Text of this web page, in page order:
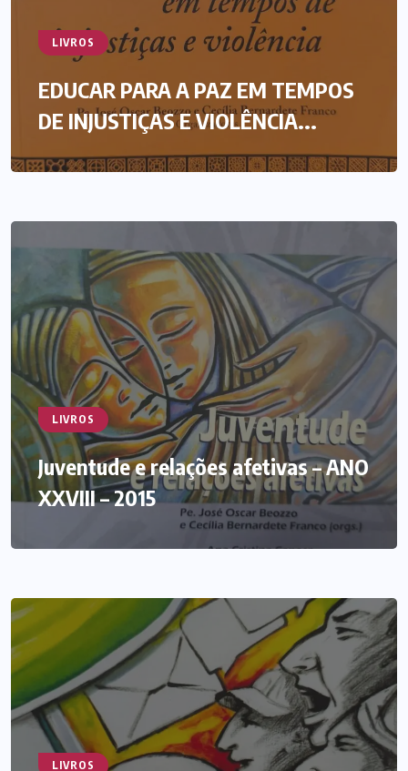
LIVROS
EDUCAR PARA A PAZ EM TEMPOS
DE INJUSTIÇAS E VIOLÊNCIA...
LIVROS
Juventude e relações afetivas – ANO
XXVIII – 2015
LIVROS